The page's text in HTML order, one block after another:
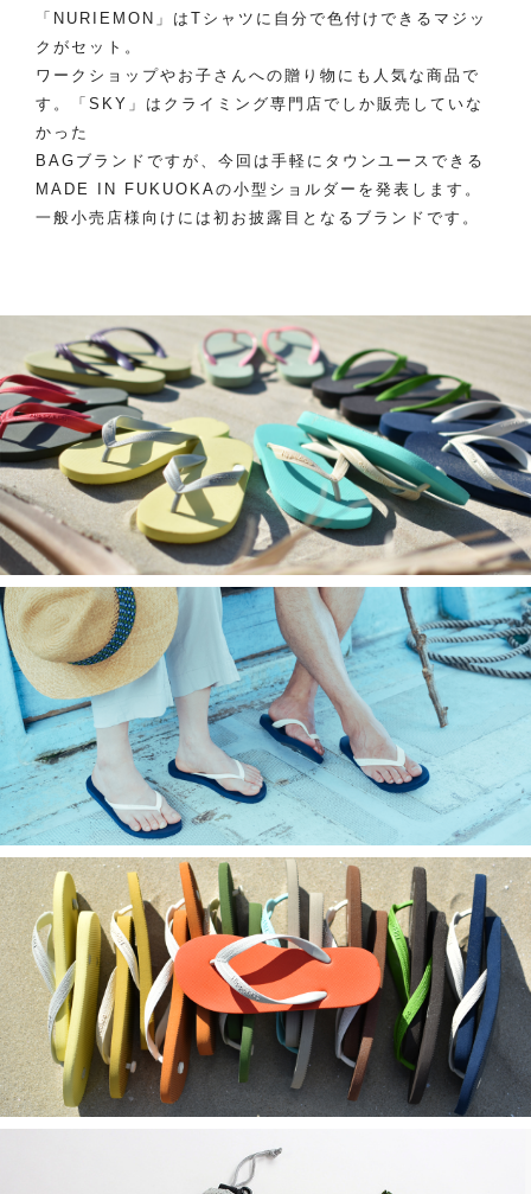
「NURIEMON」はTシャツに自分で色付けできるマジッ
クがセット。
ワークショップやお子さんへの贈り物にも人気な商品で
す。「SKY」はクライミング専門店でしか販売していな
かった
BAGブランドですが、今回は手軽にタウンユースできる
MADE IN FUKUOKAの小型ショルダーを発表します。
一般小売店様向けには初お披露目となるブランドです。